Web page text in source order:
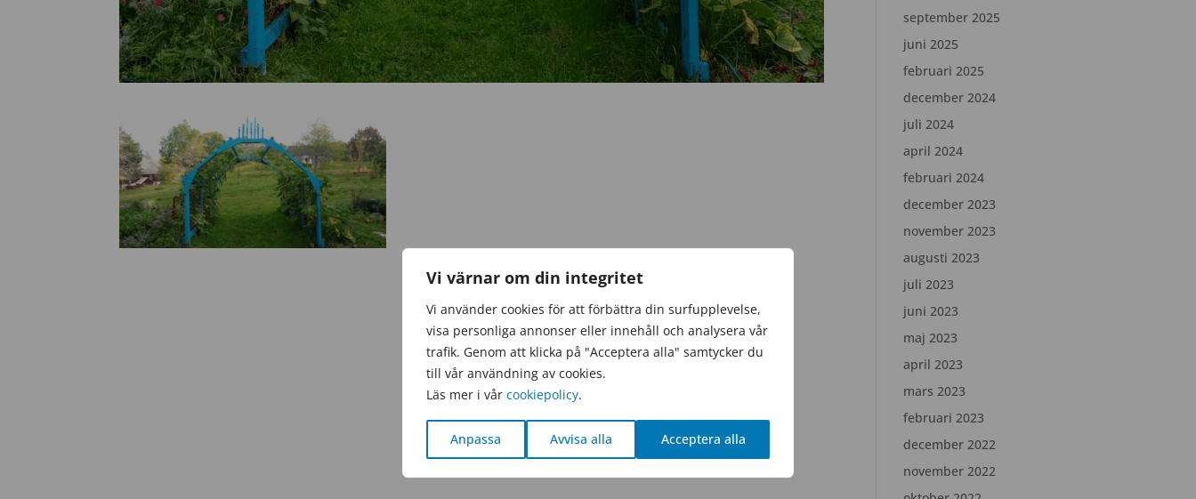
Vi värnar om din integritet
Vi använder cookies för att förbättra din surfupplevelse,
visa personliga annonser eller innehåll och analysera vår
trafik. Genom att klicka på "Acceptera alla" samtycker du
till vår användning av cookies.
Läs mer i vår cookiepolicy.
Anpassa Avvisa alla Acceptera alla
september 2025
juni 2025
februari 2025
december 2024
juli 2024
april 2024
februari 2024
december 2023
november 2023
augusti 2023
juli 2023
juni 2023
maj 2023
april 2023
mars 2023
februari 2023
december 2022
november 2022